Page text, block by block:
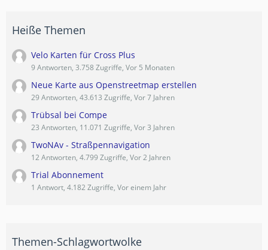
Heiße Themen
Velo Karten für Cross Plus
9 Antworten, 3.758 Zugriffe, Vor 5 Monaten
Neue Karte aus Openstreetmap erstellen
29 Antworten, 43.613 Zugriffe, Vor 7 Jahren
Trübsal bei Compe
23 Antworten, 11.071 Zugriffe, Vor 3 Jahren
TwoNAv - Straßpennavigation
12 Antworten, 4.799 Zugriffe, Vor 2 Jahren
Trial Abonnement
1 Antwort, 4.182 Zugriffe, Vor einem Jahr
Themen-Schlagwortwolke